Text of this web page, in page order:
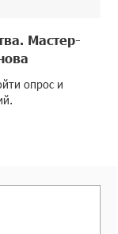
Мастер-
опрос и